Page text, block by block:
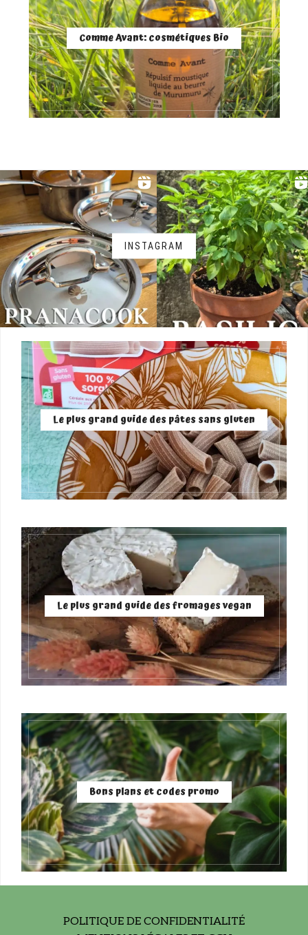
Comme Avant: cosmétiques Bio
INSTAGRAM
Le plus grand guide des pâtes sans gluten
Le plus grand guide des fromages vegan
Bons plans et codes promo
POLITIQUE DE CONFIDENTIALITÉ